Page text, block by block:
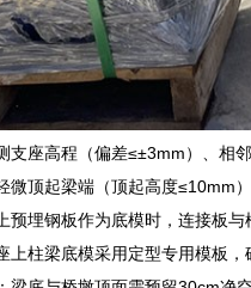
支座高程（偏差≤±3mm）、相
微顶起梁端（顶起高度
预埋钢板作为底模时，连接板
上柱梁底模采用定型专用模板，